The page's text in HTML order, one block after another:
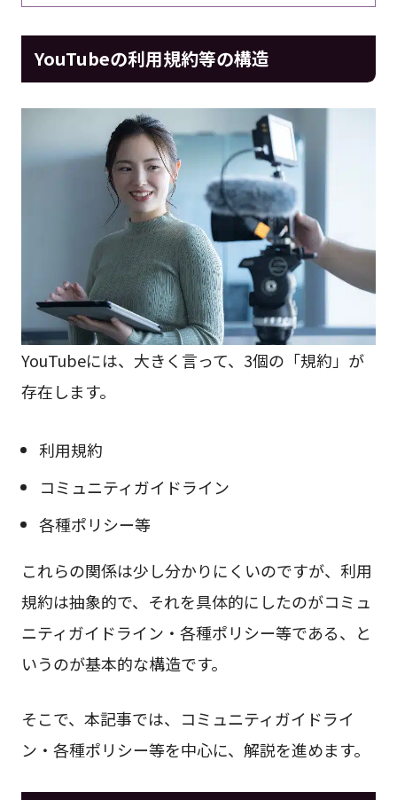
YouTubeの利用規約等の構造
YouTubeには、大きく言って、3個の「規約」が
存在します。
利用規約
コミュニティガイドライン
各種ポリシー等
これらの関係は少し分かりにくいのですが、利用
規約は抽象的で、それを具体的にしたのがコミュ
ニティガイドライン・各種ポリシー等である、と
いうのが基本的な構造です。
そこで、本記事では、コミュニティガイドライ
ン・各種ポリシー等を中心に、解説を進めます。